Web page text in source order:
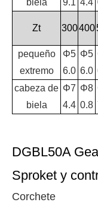
Zt 300400
pequeño
extremo
Φ5
6.0
Φ5
6.0
cabeza de
biela
Φ7
4.4
Φ8
0.8
DGBL50A
Sproket y
Corchete